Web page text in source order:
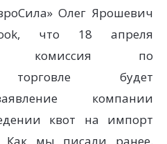
Олег Ярошевич
что 18 апреля
комиссия по
торговле будет
компании
квот на импорт
Как мы писали ранее,